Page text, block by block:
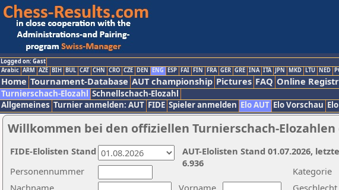
Logged on: Gast
Arabic ARM AZE BIH BUL CAT CHN CRO CZE DEN ENG ESP FAI FIN FRA GER GRE INA ITA JPN MKD LTU NED
Home Tournament-Database AUT championship Pictures FAQ Online
Turnierschach-Elozahl Schnellschach-Elozahl
Allgemeines Turnier anmelden: AUT FIDE Spieler anmelden Elo AUT Elo Vorschau
Willkommen bei den offiziellen Turnierschach-Elozahlen
Nachname
Vorname
Kategorie
Personennummer
Geschlecht
AUT-Elolisten Stand 01.07.2026,
6.936
FIDE-Elolisten Stand